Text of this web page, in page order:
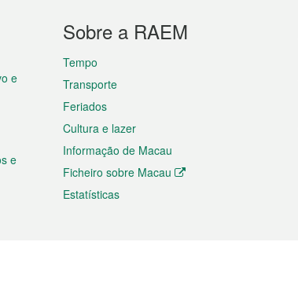
e
e
Sobre a RAEM
Tempo
Transporte
Feriados
Cultura e lazer
Informação de Macau
Ficheiro sobre Macau
Estatísticas